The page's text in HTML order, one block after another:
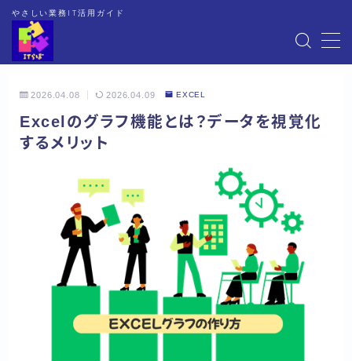
やさしい業務IT活用ガイド
MENU
EXCEL
OneNote
2026.04.08 2026.04.09 EXCEL
Excelのグラフ機能とは？データを視覚化
するメリット